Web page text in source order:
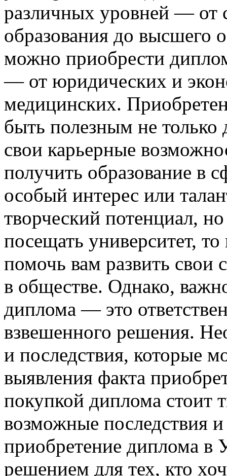
различных уровней — от
образования до высшего
можно приобрести
— от юридических и
медицинских.
быть полезным не только
свои карьерные
получить образование в
особый интерес или
творческий потенциал,
посещать университет,
помочь вам развить свои
в обществе. Однако,
диплома — это
взвешенного решения.
и последствия, которые
выявления факта
покупкой диплома стоит
возможные последствия
приобретение диплома в
решением для тех, кто